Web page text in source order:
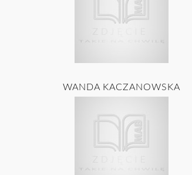
WANDA KACZANOWSKA